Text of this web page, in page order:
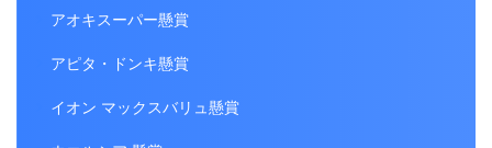
アオキスーパー懸賞
アピタ・ドンキ懸賞
イオン マックスバリュ懸賞